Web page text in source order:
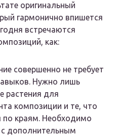
оригинальный
гармонично впишется
встречаются
как:
совершенно не требует
Нужно лишь
растения для
композиции и те, что
по краям. Необходимо
с дополнительным